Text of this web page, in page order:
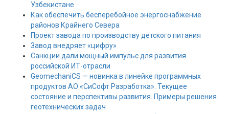
Узбекистане
Как обеспечить бесперебойное энергоснабжение
районов Крайнего Севера
Проект завода по производству детского питания
Завод внедряет «цифру»
Санкции дали мощный импульс для развития
российской ИТ-отрасли
GeomechaniCS — новинка в линейке программных
продуктов АО «СиСофт Разработка». Текущее
состояние и перспективы развития. Примеры решения
геотехнических задач